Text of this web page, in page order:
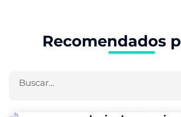
Recomendados